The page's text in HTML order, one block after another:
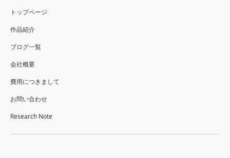
トップページ
作品紹介
ブログ一覧
会社概要
費用につきまして
お問い合わせ
Research Note